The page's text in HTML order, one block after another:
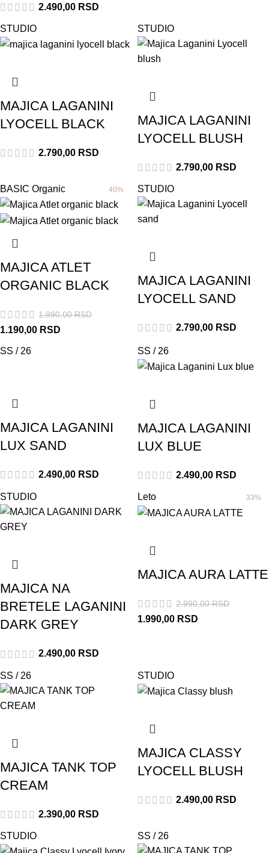
2.490,00 RSD
STUDIO
MAJICA LAGANINI
LYOCELL BLACK
2.790,00 RSD
STUDIO
MAJICA LAGANINI
LYOCELL BLUSH
2.790,00 RSD
BASIC Organic 40%
MAJICA ATLET
ORGANIC BLACK
1.990,00RSD
1.190,00 RSD
STUDIO
MAJICA LAGANINI
LYOCELL SAND
2.790,00 RSD
SS / 26
MAJICA LAGANINI
LUX SAND
2.490,00 RSD
SS / 26
MAJICA LAGANINI
LUX BLUE
2.490,00 RSD
STUDIO
MAJICA NA
BRETELE LAGANINI
DARK GREY
2.490,00 RSD
Leto 33%
MAJICA AURA LATTE
2.990,00RSD
1.990,00 RSD
SS / 26
MAJICA TANK TOP
CREAM
2.390,00 RSD
STUDIO
MAJICA CLASSY
LYOCELL BLUSH
2.490,00 RSD
STUDIO SS / 26